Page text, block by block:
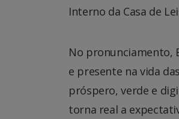
Interno da Casa de
No pronunciamento,
e presente na vida
próspero, verde e
torna real a